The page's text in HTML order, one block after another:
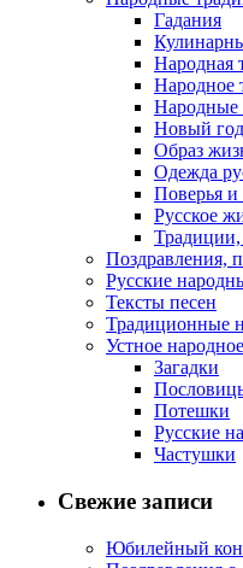
Гадания
Народная
Народное
Народные
Новый год
Образ
Одежда
Поверья
Русское
Поздравления,
Русские
Тексты песен
Традиционные
Устное
Загадки
Потешки
Русские
Частушки
Свежие записи
Юбилейный